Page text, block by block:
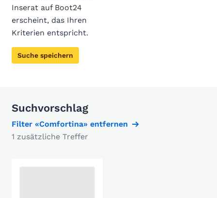
Inserat auf Boot24
erscheint, das Ihren
Kriterien entspricht.
Suche speichern
Suchvorschlag
Filter «Comfortina» entfernen
1 zusätzliche Treffer